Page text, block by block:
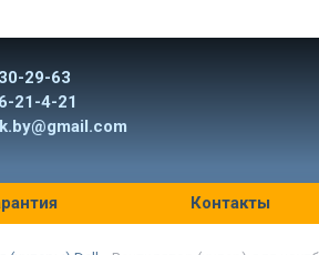
29-63
21-4-21
Контакты